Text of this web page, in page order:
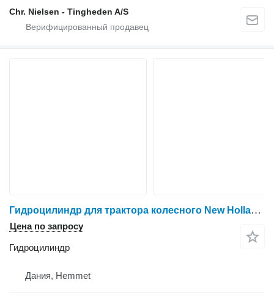
Chr. Nielsen - Tingheden A/S
Гидроцилиндр для трактора колесного New Holland 8770
Цена по запросу
Гидроцилиндр
Дания, Hemmet